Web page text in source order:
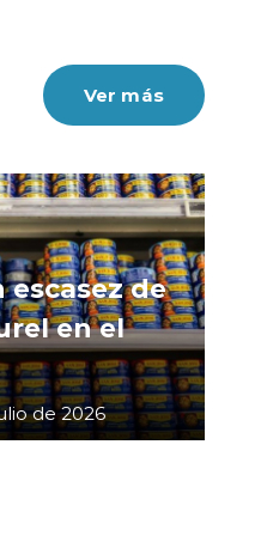
Ver más
de
en el
de 2026